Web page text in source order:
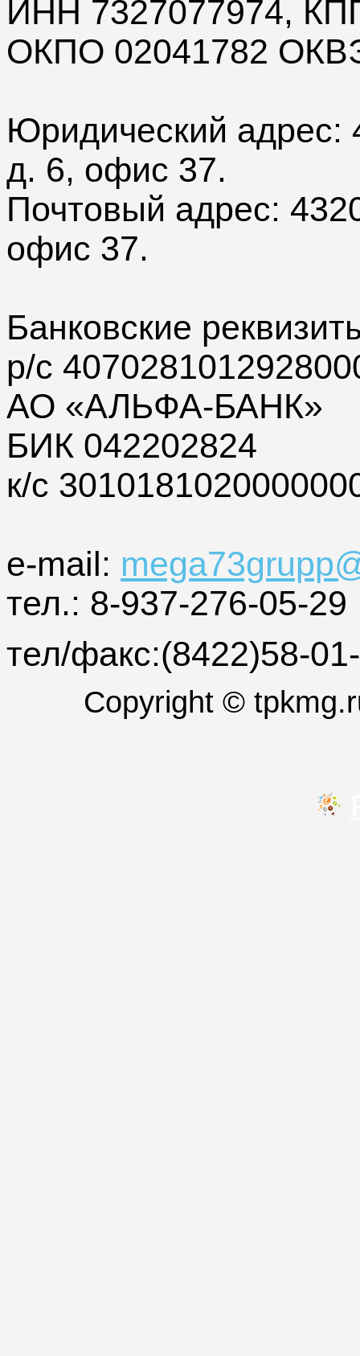
ИНН 7327077974,
ОКПО 02041782
Юридический адрес:
д. 6, офис 37.
Почтовый адрес:
офис 37.
Банковские
р/с
АО «АЛЬФА-БАНК»
БИК 042202824
к/с
e-mail:
тел.: 8-937-276-05-29
тел/факс:(8422)58-
Copyright ©